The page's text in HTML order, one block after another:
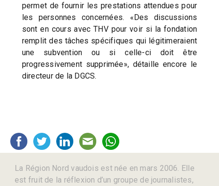
permet de fournir les prestations attendues pour
les personnes concernées. «Des discussions
sont en cours avec THV pour voir si la fondation
remplit des tâches spécifiques qui légitimeraient
une subvention ou si celle-ci doit être
progressivement supprimée», détaille encore le
directeur de la DGCS.
La Région Nord vaudois est née en mars 2006. Elle
est fruit de la réflexion d’un groupe de journalistes,